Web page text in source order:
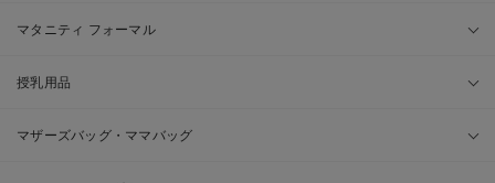
マタニティ フォーマル
授乳用品
マザーズバッグ・ママバッグ